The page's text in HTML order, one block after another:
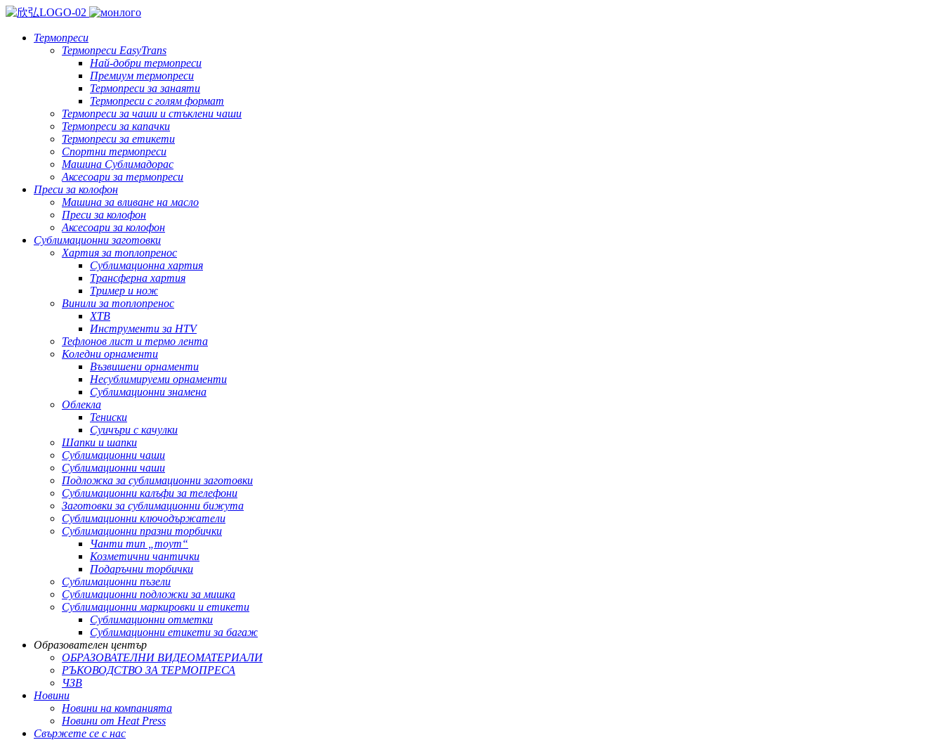
Термопреси
Термопреси EasyTrans
Най-добри термопреси
Премиум термопреси
Термопреси за занаяти
Термопреси с голям формат
Термопреси за чаши и стъклени чаши
Термопреси за капачки
Термопреси за етикети
Спортни термопреси
Машина Сублимадорас
Аксесоари за термопреси
Преси за колофон
Машина за вливане на масло
Преси за колофон
Аксесоари за колофон
Сублимационни заготовки
Хартия за топлопренос
Сублимационна хартия
Трансферна хартия
Тример и нож
Винили за топлопренос
ХТВ
Инструменти за HTV
Тефлонов лист и термо лента
Коледни орнаменти
Възвишени орнаменти
Несублимируеми орнаменти
Сублимационни знамена
Облекла
Тениски
Суичъри с качулки
Шапки и шапки
Сублимационни чаши
Сублимационни чаши
Подложка за сублимационни заготовки
Сублимационни калъфи за телефони
Заготовки за сублимационни бижута
Сублимационни ключодържатели
Сублимационни празни торбички
Чанти тип „тоут“
Козметични чантички
Подаръчни торбички
Сублимационни пъзели
Сублимационни подложки за мишка
Сублимационни маркировки и етикети
Сублимационни отметки
Сублимационни етикети за багаж
Образователен център
ОБРАЗОВАТЕЛНИ ВИДЕОМАТЕРИАЛИ
РЪКОВОДСТВО ЗА ТЕРМОПРЕСА
ЧЗВ
Новини
Новини на компанията
Новини от Heat Press
Свържете се с нас